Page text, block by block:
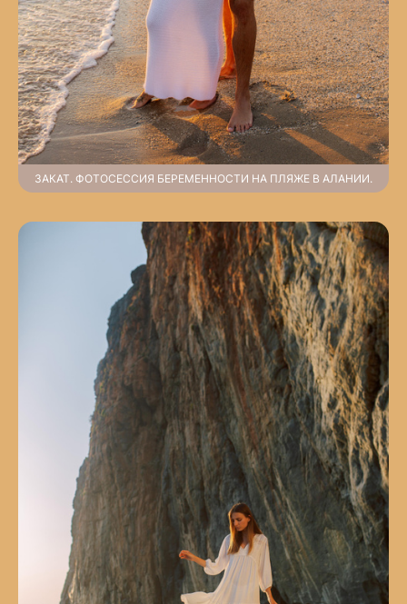
ЗАКАТ. ФОТОСЕССИЯ БЕРЕМЕННОСТИ НА ПЛЯЖЕ В АЛАНИИ.